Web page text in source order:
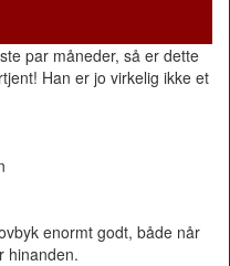
par måneder, så er dette
Han er jo virkelig ikke et
enormt godt, både når
hinanden.